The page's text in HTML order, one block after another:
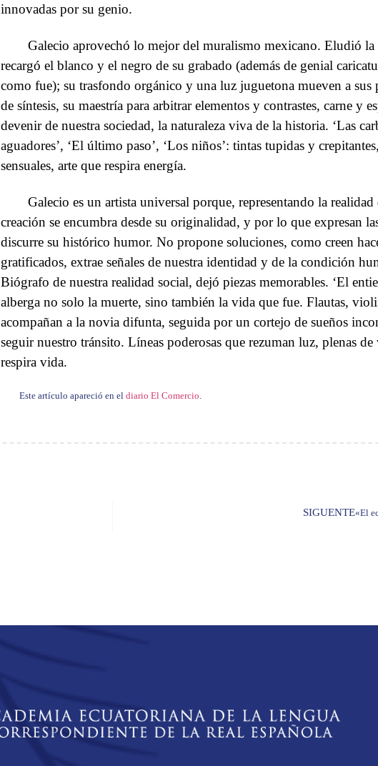
innovadas por su genio.
Galecio aprovechó lo mejor del muralismo mexicano. Eludió
recargó el blanco y el negro de su grabado (además de genial
como fue); su trasfondo orgánico y una luz juguetona mueven a sus
de síntesis, su maestría para arbitrar elementos y contrastes, carne y
devenir de nuestra sociedad, la naturaleza viva de la historia. ‘Las
aguadores’, ‘El último paso’, ‘Los niños’: tintas tupidas y
sensuales, arte que respira energía.
Galecio es un artista universal porque, representando la realidad
creación se encumbra desde su originalidad, y por lo que expresan
discurre su histórico humor. No propone soluciones, como creen
gratificados, extrae señales de nuestra identidad y de la condición
Biógrafo de nuestra realidad social, dejó piezas memorables. ‘El
alberga no solo la muerte, sino también la vida que fue. Flautas,
acompañan a la novia difunta, seguida por un cortejo de sueños
seguir nuestro tránsito. Líneas poderosas que rezuman luz, plenas
respira vida.
Este artículo apareció en el diario El Comercio
SIGUENTE«El